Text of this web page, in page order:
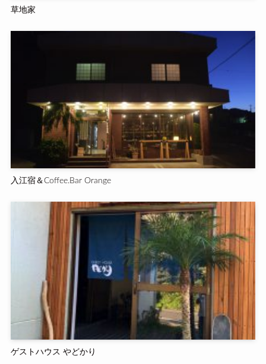
草地家
入江宿＆Coffee.Bar Orange
ゲストハウス やどかり